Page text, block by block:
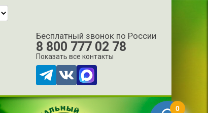
Бесплатный звонок по России
8 800 777 02 78
Показать все контакты
0